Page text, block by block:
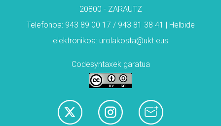
20800 - ZARAUTZ
Telefonoa: 943 89 00 17 / 943 81 38 41 | Helbide
elektronikoa: urolakosta@ukt.eus
Codesyntaxek garatua